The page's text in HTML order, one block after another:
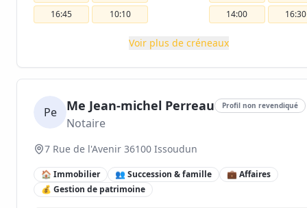
16:45
10:10
14:00
16:30
Voir plus de créneaux
Pe Me Jean-michel Perreau Profil non revendiqué
Notaire
7 Rue de l'Avenir 36100 Issoudun
🏠 Immobilier 👥 Succession & famille
💼 Affaires
💰 Gestion de patrimoine